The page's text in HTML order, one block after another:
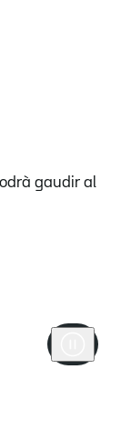
gaudir al